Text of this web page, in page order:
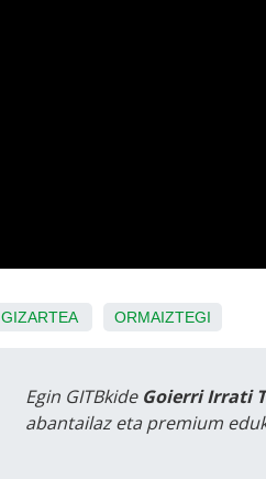
GIZARTEA ORMAIZTEGI
Egin GITBkide Goierri Irrati
abantailaz eta premium